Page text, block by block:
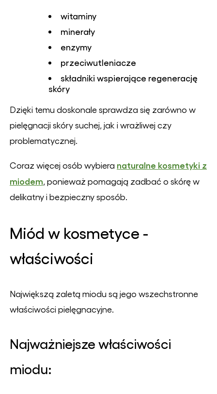
witaminy
minerały
enzymy
przeciwutleniacze
składniki wspierające regenerację
skóry
Dzięki temu doskonale sprawdza się zarówno w
pielęgnacji skóry suchej, jak i wrażliwej czy
problematycznej.
Coraz więcej osób wybiera naturalne kosmetyki z
miodem , ponieważ pomagają zadbać o skórę w
delikatny i bezpieczny sposób.
Miód w kosmetyce -
właściwości
Największą zaletą miodu są jego wszechstronne
właściwości pielęgnacyjne.
Najważniejsze właściwości
miodu: